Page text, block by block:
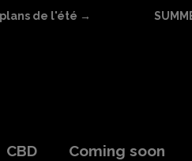
plans de l'été →
Coming soon
CBD